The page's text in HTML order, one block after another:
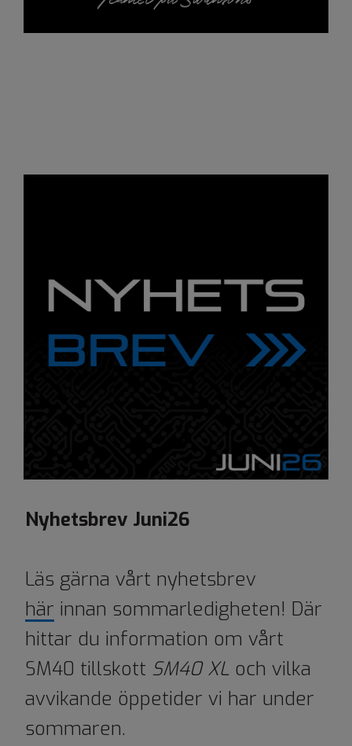
Nyhetsbrev Juni26
Läs gärna vårt nyhetsbrev
här innan sommarledigheten! Där
hittar du information om vårt
SM40 tillskott SM40 XL och vilka
avvikande öppetider vi har under
sommaren.